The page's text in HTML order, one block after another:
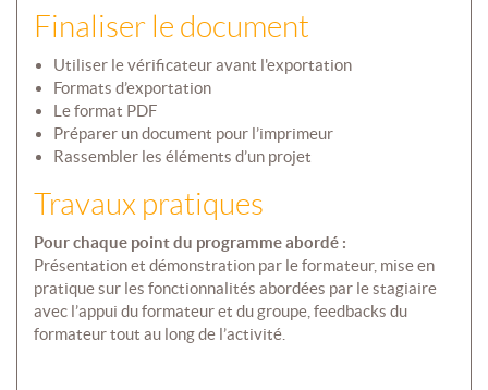
Finaliser le document
Utiliser le vérificateur avant l'exportation
Formats d’exportation
Le format PDF
Préparer un document pour l’imprimeur
Rassembler les éléments d’un projet
Travaux pratiques
Pour chaque point du programme abordé :
Présentation et démonstration par le formateur, mise en
pratique sur les fonctionnalités abordées par le stagiaire
avec l’appui du formateur et du groupe, feedbacks du
formateur tout au long de l’activité.